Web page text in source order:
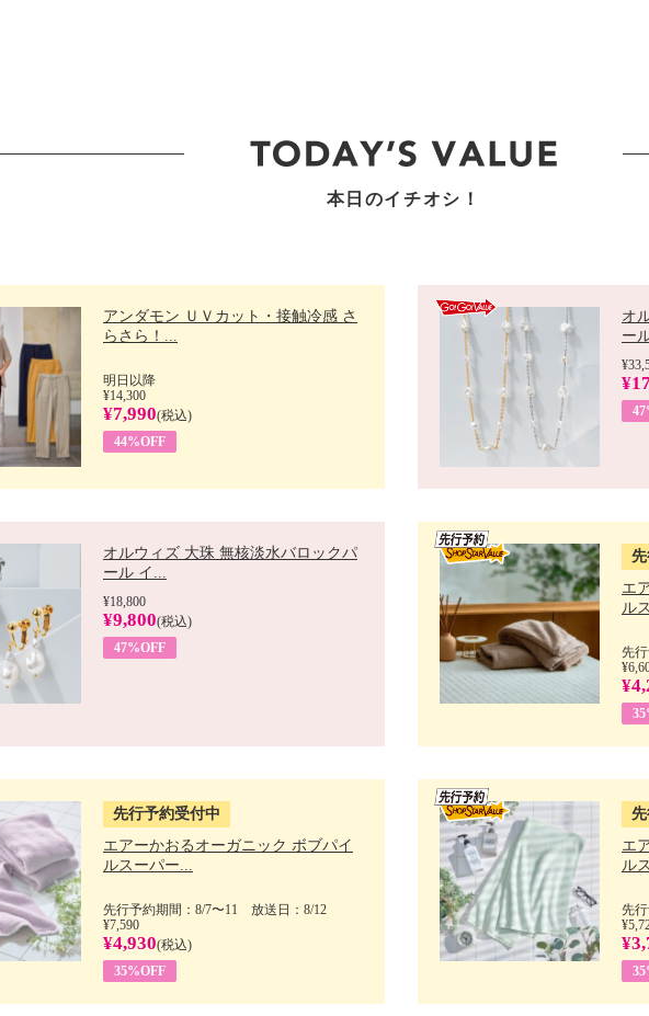
本日のイチオシ！
アンダモン ＵＶカット・接触冷感 さ
らさら！...
明日以降
¥14,300
¥7,990(税込)
44%OFF
オ
ー
オルウィズ 大珠 無核淡水バロックパ
ール イ...
¥18,800
¥9,800(税込)
47%OFF
エ
ル
先
先行予約受付中
エアーかおるオーガニック ボブパイ
ルスーパー...
先行予約期間：8/7〜11 放送日：8/12
¥7,590
¥4,930(税込)
35%OFF
エ
ル
先